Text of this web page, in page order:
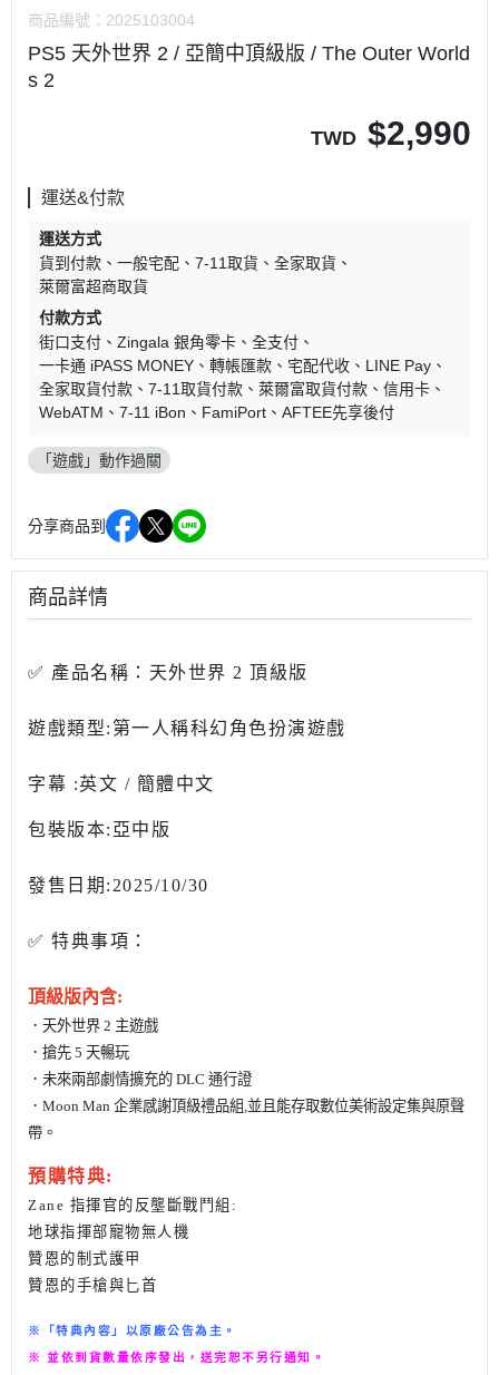
商品編號： 2025103004
PS5 天外世界 2 / 亞簡中頂級版 / The Outer World
s 2
TWD $2,990
運送&付款
運送方式
貨到付款
一般宅配 7-11取貨
全家取貨
萊爾富超商取貨
付款方式
街口支付
Zingala 銀角零卡
全支付
一卡通 iPASS MONEY
轉帳匯款 宅配代收
LINE Pay
全家取貨付款
7-11取貨付款 萊爾富取貨付款
信用卡
WebATM
7-11 iBon FamiPort AFTEE先享後付
「遊戲」動作過關
分享商品到
商品詳情
✅ 產品名稱：天外世界 2 頂級版
遊戲類型:第一人稱科幻角色扮演遊戲
字幕 :英文 / 簡體中文
包裝版本:亞中版
發售日期:2025/10/30
✅ 特典事項：
頂級版內含:
．天外世界 2 主遊戲
．搶先 5 天暢玩
．未來兩部劇情擴充的 DLC 通行證
．Moon Man 企業感謝頂級禮品組,並且能存取數位美術設定集與原聲
帶。
預購特典:
Zane 指揮官的反壟斷戰鬥組:
地球指揮部寵物無人機
贊恩的制式護甲
贊恩的手槍與匕首
※「特典內容」以原廠公告為主。
※ 並依到貨數量依序發出，送完恕不另行通知。